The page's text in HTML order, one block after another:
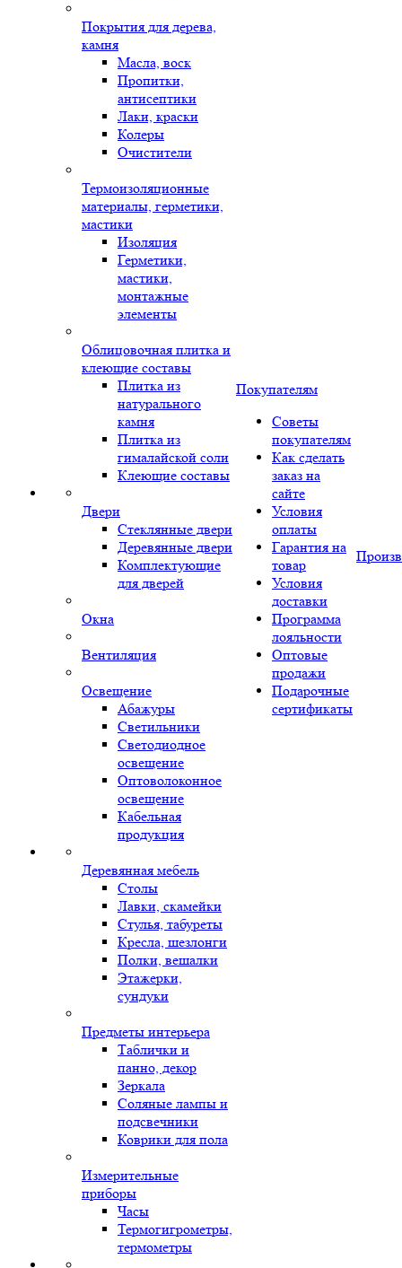
Покрытия для дерева,
камня
Масла, воск
Пропитки,
антисептики
Лаки, краски
Колеры
Очистители
Термоизоляционные
материалы, герметики,
мастики
Изоляция
Герметики,
мастики,
монтажные
элементы
Облицовочная плитка и
клеющие составы
Плитка из
натурального
камня
Плитка из
гималайской соли
Клеющие составы
Двери
Стеклянные двери
Деревянные двери
Комплектующие
для дверей
Окна
Вентиляция
Освещение
Абажуры
Светильники
Светодиодное
освещение
Оптоволоконное
освещение
Кабельная
продукция
Деревянная мебель
Столы
Лавки, скамейки
Стулья, табуреты
Кресла, шезлонги
Полки, вешалки
Этажерки,
сундуки
Предметы интерьера
Таблички и
панно, декор
Зеркала
Соляные лампы и
подсвечники
Коврики для пола
Измерительные
приборы
Часы
Термогигрометры,
термометры
Покупателям
Советы
покупателям
Как сделать
заказ на
сайте
Условия
оплаты
Гарантия на
товар
Условия
доставки
Программа
лояльности
Оптовые
продажи
Подарочные
сертификаты